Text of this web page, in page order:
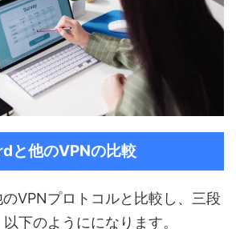
と他のVPNの比較
VPNプロトコルと比較し、三段
下のようにになります。